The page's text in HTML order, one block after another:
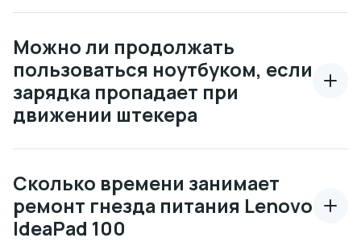
Можно ли продолжать
пользоваться ноутбуком, если
зарядка пропадает при
движении штекера
Сколько времени занимает
ремонт гнезда питания Lenovo
IdeaPad 100